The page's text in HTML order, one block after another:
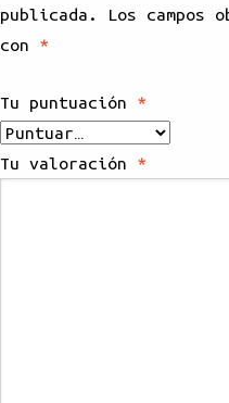
publicada.
Los campos
con *
Tu puntuación *
Tu valoración *